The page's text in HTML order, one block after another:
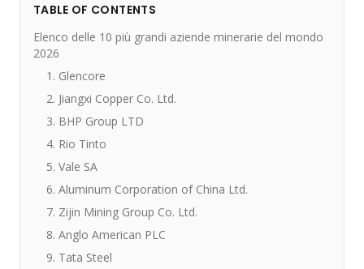
TABLE OF CONTENTS
Elenco delle 10 più grandi aziende minerarie del mondo
2026
1. Glencore
2. Jiangxi Copper Co. Ltd.
3. BHP Group LTD
4. Rio Tinto
5. Vale SA
6. Aluminum Corporation of China Ltd.
7. Zijin Mining Group Co. Ltd.
8. Anglo American PLC
9. Tata Steel